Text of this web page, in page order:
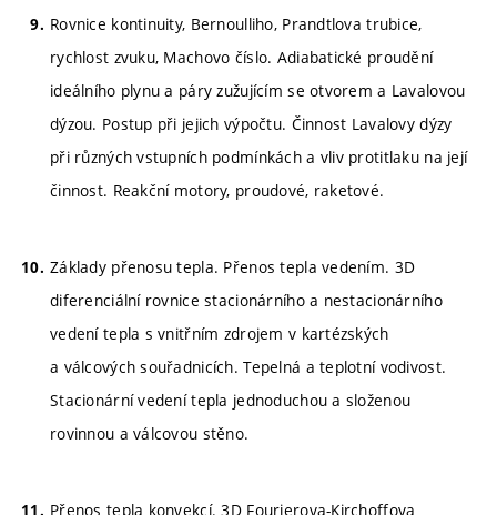
Rovnice kontinuity, Bernoulliho, Prandtlova trubice,
rychlost zvuku, Machovo číslo. Adiabatické proudění
ideálního plynu a páry zužujícím se otvorem a Lavalovou
dýzou. Postup při jejich výpočtu. Činnost Lavalovy dýzy
při různých vstupních podmínkách a vliv protitlaku na její
činnost. Reakční motory, proudové, raketové.
Základy přenosu tepla. Přenos tepla vedením. 3D
diferenciální rovnice stacionárního a nestacionárního
vedení tepla s vnitřním zdrojem v kartézských
a válcových souřadnicích. Tepelná a teplotní vodivost.
Stacionární vedení tepla jednoduchou a složenou
rovinnou a válcovou stěno.
Přenos tepla konvekcí. 3D Fourierova-Kirchoffova